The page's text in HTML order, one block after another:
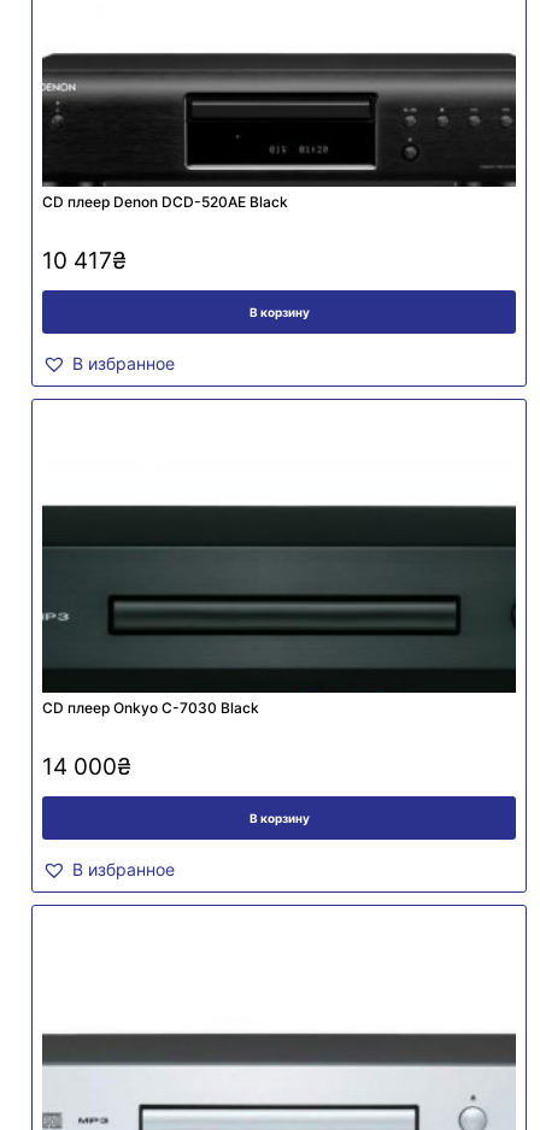
CD плеер Denon DCD-520AE Black
10 417₴
В корзину
В избранное
CD плеер Onkyo C-7030 Black
14 000₴
В корзину
В избранное